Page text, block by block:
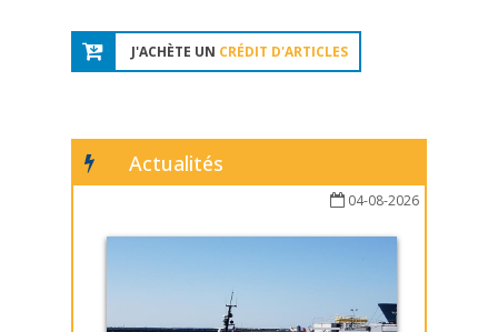
J'ACHÈTE UN CRÉDIT D'ARTICLES
Actualités
04-08-2026